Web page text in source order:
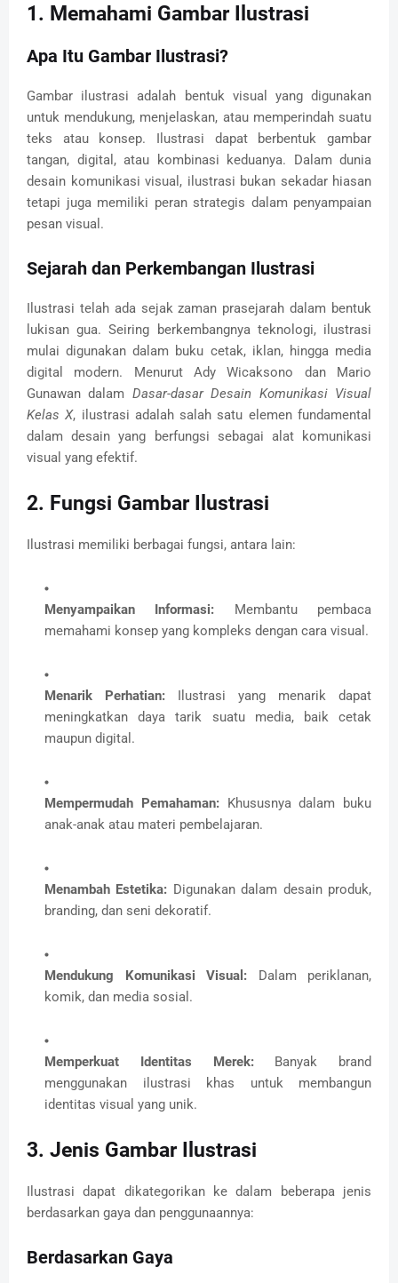
1. Memahami Gambar Ilustrasi
Apa Itu Gambar Ilustrasi?
Gambar ilustrasi adalah bentuk visual yang digunakan
untuk mendukung, menjelaskan, atau memperindah suatu
teks atau konsep. Ilustrasi dapat berbentuk gambar
tangan, digital, atau kombinasi keduanya. Dalam dunia
desain komunikasi visual, ilustrasi bukan sekadar hiasan
tetapi juga memiliki peran strategis dalam penyampaian
pesan visual.
Sejarah dan Perkembangan Ilustrasi
Ilustrasi telah ada sejak zaman prasejarah dalam bentuk
lukisan gua. Seiring berkembangnya teknologi, ilustrasi
mulai digunakan dalam buku cetak, iklan, hingga media
digital modern. Menurut Ady Wicaksono dan Mario
Gunawan dalam Dasar-dasar Desain Komunikasi Visual
Kelas X, ilustrasi adalah salah satu elemen fundamental
dalam desain yang berfungsi sebagai alat komunikasi
visual yang efektif.
2. Fungsi Gambar Ilustrasi
Ilustrasi memiliki berbagai fungsi, antara lain:
Menyampaikan Informasi: Membantu pembaca
memahami konsep yang kompleks dengan cara visual.
Menarik Perhatian: Ilustrasi yang menarik dapat
meningkatkan daya tarik suatu media, baik cetak
maupun digital.
Mempermudah Pemahaman:Khususnya dalam buku
anak-anak atau materi pembelajaran.
Menambah Estetika: Digunakan dalam desain produk,
branding, dan seni dekoratif.
Mendukung Komunikasi Visual: Dalam periklanan,
komik, dan media sosial.
Memperkuat Identitas Merek:Banyak brand
menggunakan ilustrasi khas untuk membangun
identitas visual yang unik.
3. Jenis Gambar Ilustrasi
Ilustrasi dapat dikategorikan ke dalam beberapa jenis
berdasarkan gaya dan penggunaannya:
Berdasarkan Gaya